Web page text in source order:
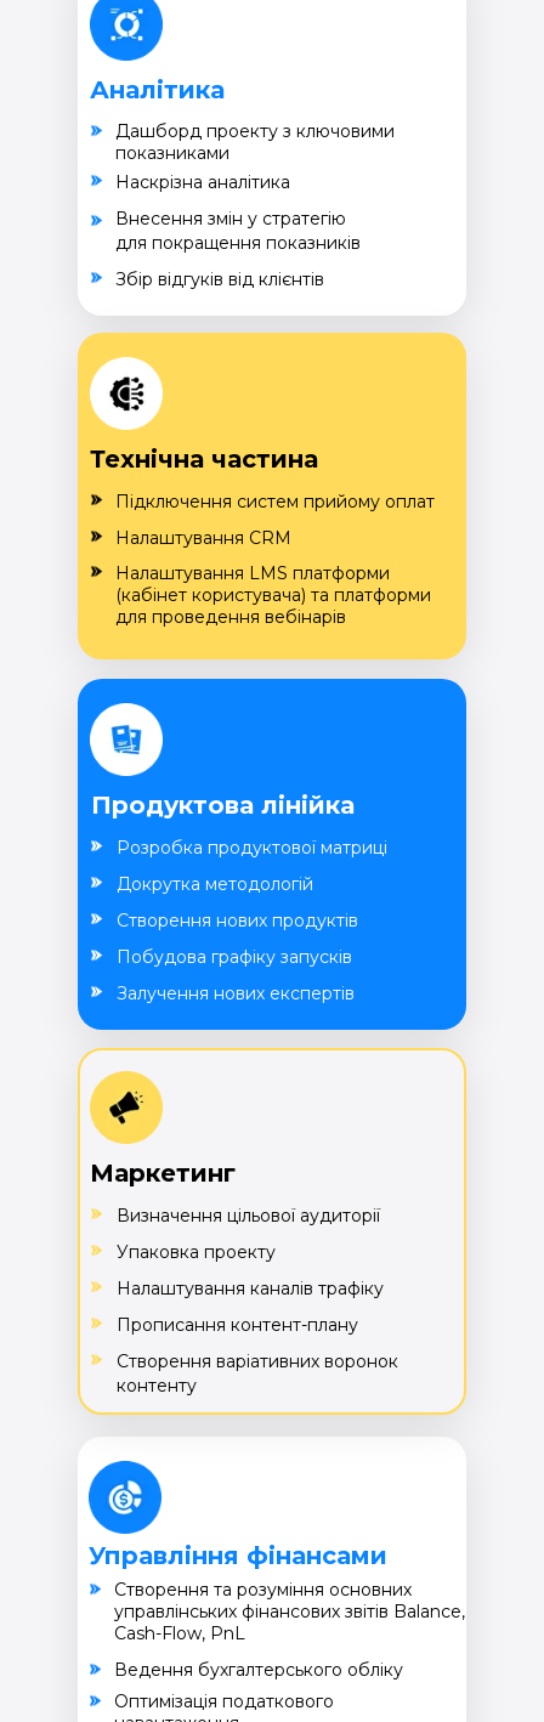
Управління фінансами
Cтворення та розуміння основних
управлінських фінансових звітів Balance,
Cash-Flow, PnL
Ведення бухгалтерського обліку
Оптимізація податкового
Аналітика
Дашборд проекту з ключовими
показниками
Внесення змін у стратегію
для покращення показників
Збір відгуків від клієнтів
Наскрізна аналітика
Технічна частина
Підключення систем прийому оплат
Налаштування LMS платформи
(кабінет користувача) та платформи
для проведення вебінарів
Налаштування CRM
Продуктова лінійка
Розробка продуктової матриці
Створення нових продуктів
Докрутка методологій
Побудова графіку запусків
Залучення нових експертів
Маркетинг
Визначення цільової аудиторії
Налаштування каналів трафіку
Створення варіативних воронок
контенту
Упаковка проекту
Прописання контент-плану